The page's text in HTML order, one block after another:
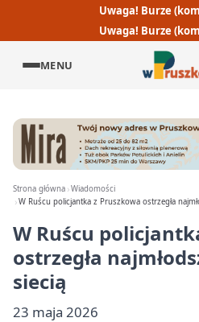
Uwaga! Burze
Uwaga! Burze
MENU
Strona główna Wiadomości
W Ruścu policjantka z Pruszkowa ostrzegła
W Ruścu
ostrzegła
siecią
23 maja 2026